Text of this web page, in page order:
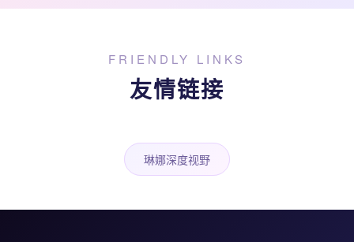
FRIENDLY LINKS
友情链接
琳娜深度视野